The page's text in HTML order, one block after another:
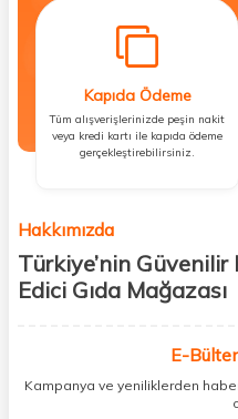
Kapıda Ödeme
Tüm alışverişlerinizde peşin nakit
veya kredi kartı ile kapıda ödeme
gerçekleştirebilirsiniz.
Hakkımızda
Türkiye’nin
Edici Gıda Mağazası
kişisel bakım hem de takviye
buluşturuyoruz. Artık mağaza
ihtiyacınız olan her şeyi tek bir
E-
Kampanya ve yeniliklerden